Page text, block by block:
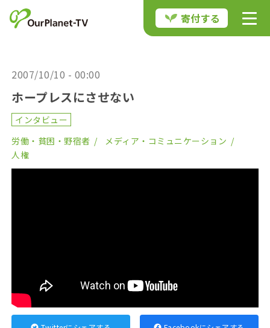
寄付する
2007/10/10 - 00:00
ホープレスにさせない
インタビュー
労働・貧困・野宿者
メディア・コミュニケーション
人権